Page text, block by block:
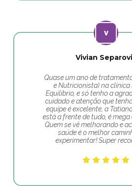
Vivian
Quase um ano de
e Nutricionista) na clínica
Equilíbrio, e só tenho a
cuidado e atenção que
equipe é excelente, a
está a frente de tudo, é mega
Quem se vê melhorando e
saúde é o melhor
experimentar! Super